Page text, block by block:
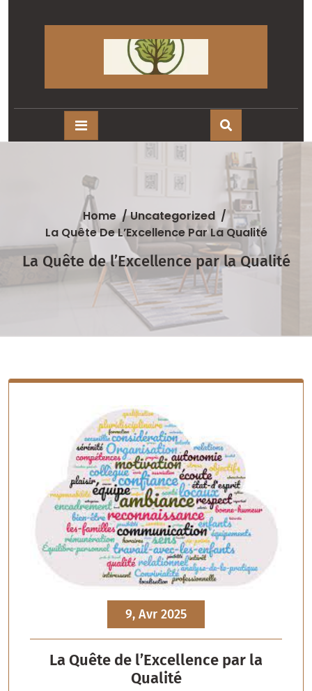
Home /Uncategorized /
La Quête De L’Excellence Par La Qualité
La Quête de l’Excellence par la Qualité
9, Avr 2025
La Quête de l’Excellence par la
Qualité